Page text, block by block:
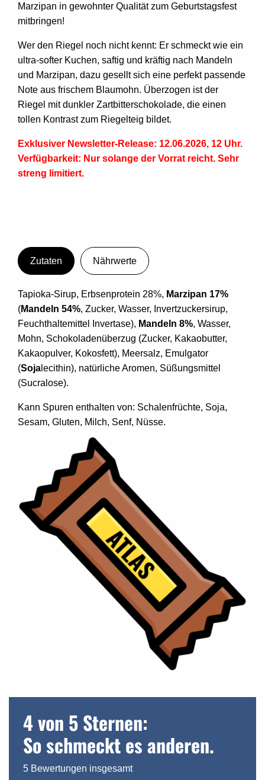
Marzipan in gewohnter Qualität zum Geburtstagsfest
mitbringen!
Wer den Riegel noch nicht kennt: Er schmeckt wie ein
ultra-softer Kuchen, saftig und kräftig nach Mandeln
und Marzipan, dazu gesellt sich eine perfekt passende
Note aus frischem Blaumohn. Überzogen ist der
Riegel mit dunkler Zartbitterschokolade, die einen
tollen Kontrast zum Riegelteig bildet.
Exklusiver Newsletter-Release: 12.06.2026, 12 Uhr.
Verfügbarkeit: Nur solange der Vorrat reicht. Sehr
streng limitiert.
Zutaten Nährwerte
Tapioka-Sirup, Erbsenprotein 28%, Marzipan 17%
(Mandeln 54%, Zucker, Wasser, Invertzuckersirup,
Feuchthaltemittel Invertase), Mandeln 8%, Wasser,
Mohn, Schokoladenüberzug (Zucker, Kakaobutter,
Kakaopulver, Kokosfett), Meersalz, Emulgator
(Soja lecithin), natürliche Aromen, Süßungsmittel
(Sucralose).
Kann Spuren enthalten von: Schalenfrüchte, Soja,
Sesam, Gluten, Milch, Senf, Nüsse.
4 von 5 Sternen:
So schmeckt es anderen.
5 Bewertungen insgesamt